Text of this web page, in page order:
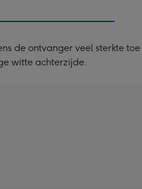
de ontvanger veel sterkte
witte achterzijde.